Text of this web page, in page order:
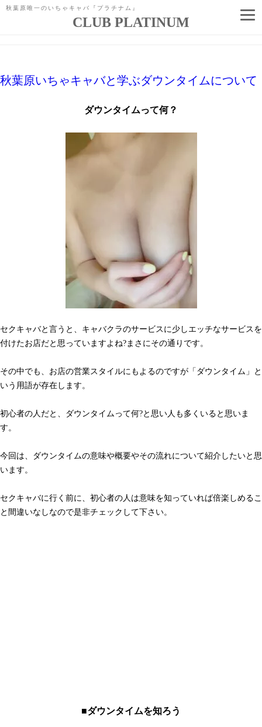
秋葉原唯一のいちゃキャバ『プラチナム』
CLUB PLATINUM
へ
ス
プ
」タグアーカイブ
秋葉原いちゃキャバと学ぶダウンタイムについて
ダウンタイムって何？
セクキャバと言うと、キャバクラのサービスに少しエッチなサービスを
付けたお店だと思っていますよね?まさにその通りです。
その中でも、お店の営業スタイルにもよるのですが「ダウンタイム」と
いう用語が存在します。
初心者の人だと、ダウンタイムって何?と思い人も多くいると思いま
す。
今回は、ダウンタイムの意味や概要やその流れについて紹介したいと思
います。
セクキャバに行く前に、初心者の人は意味を知っていれば倍楽しめるこ
と間違いなしなので是非チェックして下さい。
■ダウンタイムを知ろう